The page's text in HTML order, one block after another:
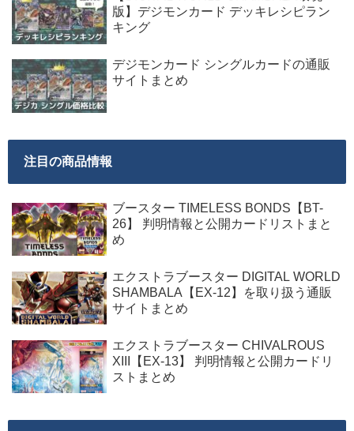
版】デジモンカード デッキレシピラン
キング
デジモンカード シングルカードの通販
サイトまとめ
注目の商品情報
ブースター TIMELESS BONDS【BT-
26】 判明情報と公開カードリストまと
め
エクストラブースター DIGITAL WORLD
SHAMBALA【EX-12】を取り扱う通販
サイトまとめ
エクストラブースター CHIVALROUS
XIII【EX-13】 判明情報と公開カードリ
ストまとめ